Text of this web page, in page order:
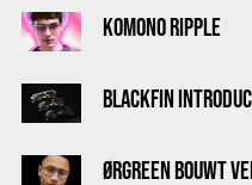
KOMONO RIPPLE
BLACKFIN
ØRGREEN BOUWT